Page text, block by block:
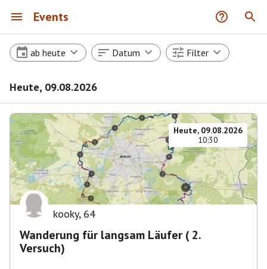
Events
ab heute Datum Filter
Heute, 09.08.2026
Heute, 09.08.2026
10:30
kooky, 64
Wanderung für langsam Läufer ( 2.
Versuch)